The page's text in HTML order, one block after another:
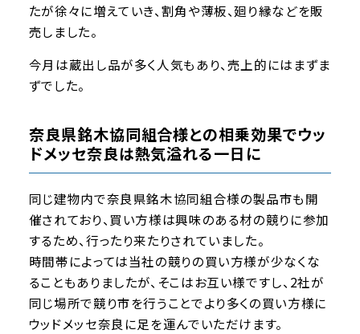
たが徐々に増えていき、割角や薄板、廻り縁などを販
売しました。
今月は蔵出し品が多く人気もあり、売上的にはまずま
ずでした。
奈良県銘木協同組合様との相乗効果でウッ
ドメッセ奈良は熱気溢れる一日に
同じ建物内で奈良県銘木協同組合様の製品市も開
催されており、買い方様は興味のある材の競りに参加
するため、行ったり来たりされていました。
時間帯によっては当社の競りの買い方様が少なくな
ることもありましたが、そこはお互い様ですし、2社が
同じ場所で競り市を行うことでより多くの買い方様に
ウッドメッセ奈良に足を運んでいただけます。